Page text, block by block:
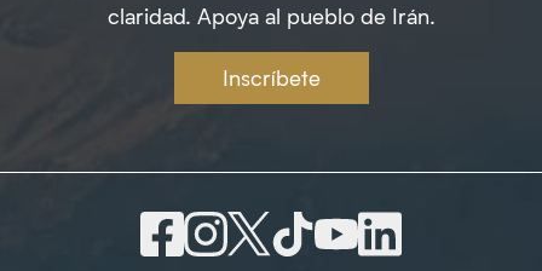
claridad. Apoya al pueblo de Irán.
Inscríbete